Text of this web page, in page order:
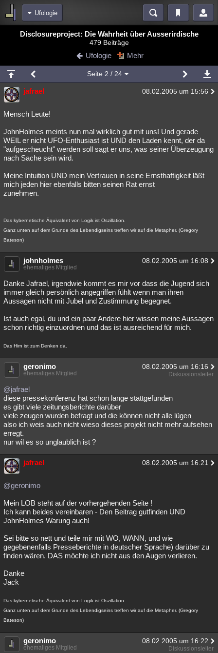
Ufologie
Bereiche
Blogs Videos
Chat Wiki Neuigkeiten
meine Rubriken
Menschen Mystery Kriminalfälle
Spiritualität
Natur Umfragen Unterhaltung
weitere Rubriken
Philosophie Träume
Astronomie Helpdesk Gruppen Gaming Filme
Besucht Teilgenommen Alle Neue Geschlossen
Disclosureproject: Die Wahrheit über Ausserirdische
479 Beiträge
Ufologie Mehr
Seite 2 / 24
jafrael 08.02.2005 um 15:56
Mensch Leute!
JohnHolmes meints nun mal wirklich gut mit uns! Und gerade
WEIL er nicht UFO-Enthusiast ist UND den Laden kennt, der da
"aufgescheucht" werden soll sagt er uns, was seiner Überzeugung
nach Sache sein wird.
Meine Intuition UND mein Vertrauen in seine Ernsthaftigkeit läßt
mich jeden hier ebenfalls bitten seinen Rat ernst
zunehmen.
Das kybernetische Äquivalent von Logik ist Oszillation.
Ganz unten auf dem Grunde des Lebendigseins treffen wir auf die Metapher. (Gregory
Bateson)
johnholmes 08.02.2005 um 16:08
ehemaliges Mitglied
Danke Jafrael, irgendwie kommt es mir vor dass die Jugend sich
immer gleich persönlich angegriffen fühlt wenn man ihren
Aussagen nicht mit Jubel und Zustimmung begegnet.
Ist auch egal, du und ein paar Andere hier wissen meine Aussagen
schon richtig einzuordnen und das ist ausreichend für mich.
Das Hirn ist zum Denken da.
geronimo 08.02.2005 um 16:16
ehemaliges Mitglied Diskussionsleiter
@jafrael
diese pressekonferenz hat schon lange stattgefunden
es gibt viele zeitungsberichte darüber
viele zeugen wurden befragt und die können nicht alle lügen
also ich weis auch nicht wieso dieses projekt nicht mehr aufsehen
erregt.
nur wil es so unglaublich ist ?
jafrael 08.02.2005 um 16:21
@geronimo
Mein LOB steht auf der vorhergehenden Seite !
Ich kann beides vereinbaren - Den Beitrag gutfinden UND
JohnHolmes Warung auch!
Sei bitte so nett und teile mir mit WO, WANN, und wie
gegebenenfalls Presseberichte in deutscher Sprache) darüber zu
finden wären. DAS möchte ich nicht aus den Augen verlieren.
Danke
Jack
Das kybernetische Äquivalent von Logik ist Oszillation.
Ganz unten auf dem Grunde des Lebendigseins treffen wir auf die Metapher. (Gregory
Bateson)
geronimo 08.02.2005 um 16:22
ehemaliges Mitglied Diskussionsleiter